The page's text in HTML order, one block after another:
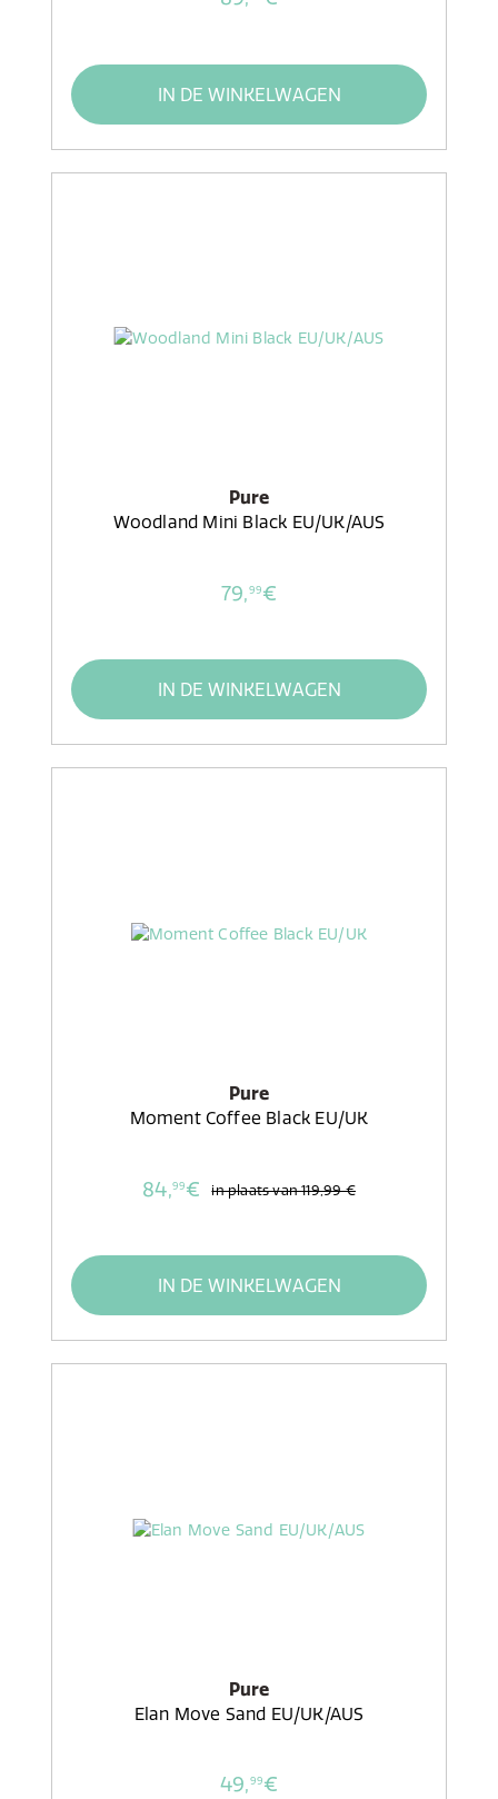
IN DE WINKELWAGEN
Pure
Woodland Mini Black EU/UK/AUS
79,99€
IN DE WINKELWAGEN
Pure
Moment Coffee Black EU/UK
84,99€ in plaats van119,99 €
IN DE WINKELWAGEN
Pure
Elan Move Sand EU/UK/AUS
49,99€